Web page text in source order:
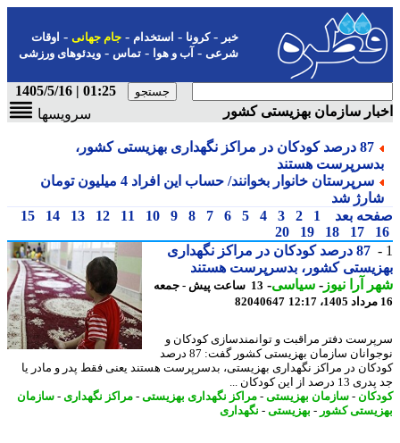
-کرونا-استخدام- جام جهانی-اوقات
شرعی-آب و هوا-تماس-ویدئوهای ورزشی
01:25 | 1405/5/16
سازمان بهزیستی کشور
سرویسها
87 درصد کودکان در مراکز نگهداری بهزیستی کشور،
هستند
سرپرستان خانوار بخوانند/ حساب این افراد 4 میلیون تومان
شد
بعد
1
2
3
4
5
6
7
8
9
10
11
12
13
14
15
17
18
19
20
87 درصد کودکان در مراکز نگهداری
کشور، بدسرپرست هستند
آرا نیوز-سیاسی-
13 ساعت پیش - جمعه
82040647
دفتر مراقبت و توانمندسازی کودکان و
نوجوانان سازمان بهزیستی کشور گفت: 87 درصد
در مراکز نگهداری بهزیستی، بدسرپرست هستند یعنی فقط پدر و مادر یا
از این کودکان ...
-سازمان بهزیستی-مراکز نگهداری بهزیستی-مراکز نگهداری- سازمان
کشور-بهزیستی-نگهداری